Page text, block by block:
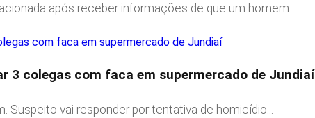
após receber informações de que um homem...
3 colegas com faca em supermercado de Jundiaí
Suspeito vai responder por tentativa de homicídio...